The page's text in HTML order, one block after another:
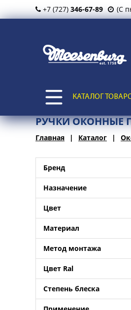
+7 (727) 346-67-89 (С
КАТАЛОГ
РУЧКИ ОКОННЫЕ
Главная Каталог
Бренд
Назначение
Цвет
Материал
Метод монтажа
Цвет Ral
Степень блеска